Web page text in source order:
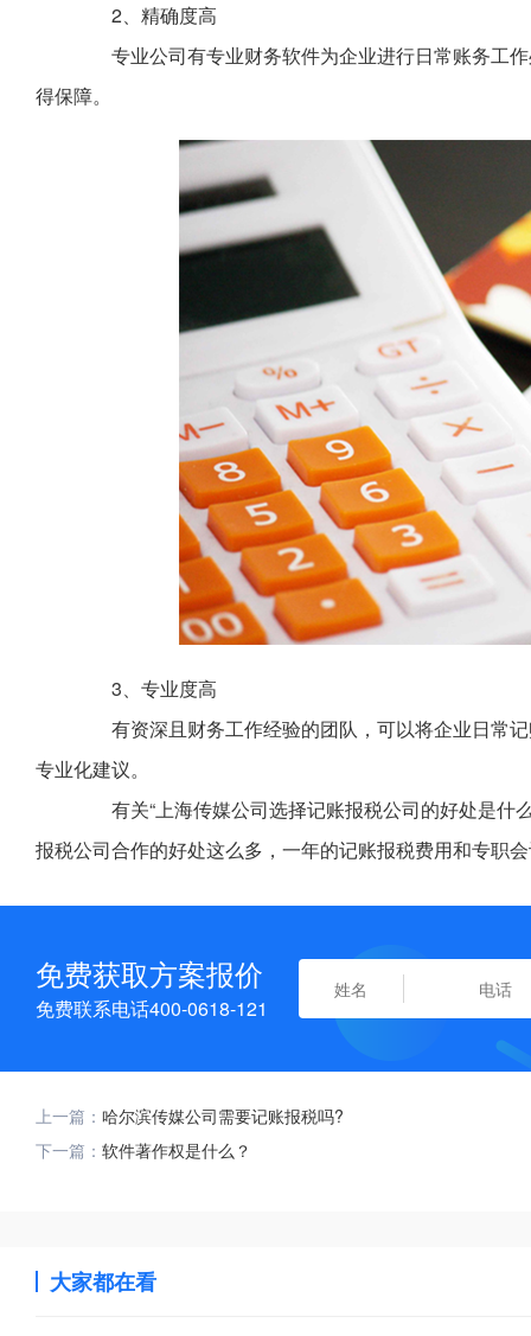
2、精确度高
专业公司有专业财务软件为企业进行日常账务工作
得保障。
3、专业度高
有资深且财务工作经验的团队，可以将企业日常记
专业化建议。
有关“上海传媒公司选择记账报税公司的好处是什
报税公司合作的好处这么多，一年的记账报税费用和专职
免费获取方案报价
免费联系电话400-0618-121
上一篇： 哈尔滨传媒公司需要记账报税吗?
下一篇： 软件著作权是什么？
大家都在看